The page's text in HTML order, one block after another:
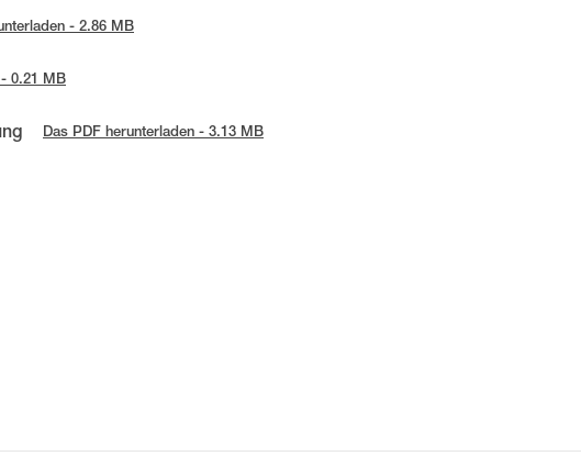
- 2.86 MB
0.21 MB
Das PDF herunterladen - 3.13 MB